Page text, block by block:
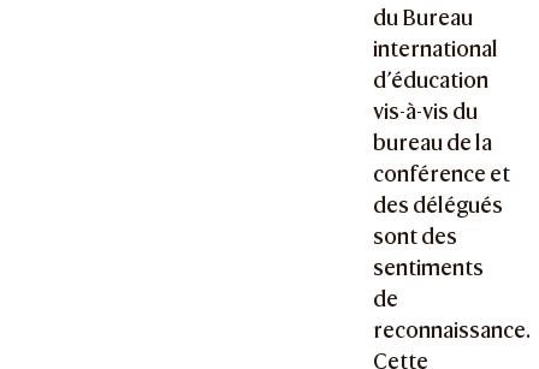
du Bureau
international
d’éducation
vis-à-vis du
bureau de la
conférence et
des délégués
sont des
sentiments
de
reconnaissance.
Cette